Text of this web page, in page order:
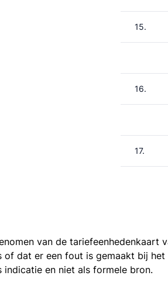
15.
16.
17.
van de tariefeenhedenkaart
dat er een fout is gemaakt bij
indicatie en niet als formele bron.